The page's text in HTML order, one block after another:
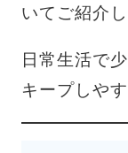
いてご紹介し
日常生活で
キープしや